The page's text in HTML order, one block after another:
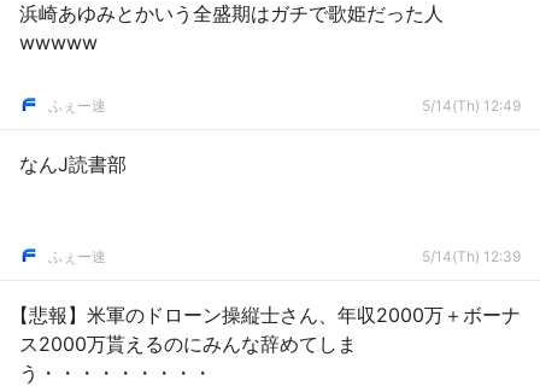
浜崎あゆみとかいう全盛期はガチで歌姫だった人
wwwww
ふぇー速 5/14(Th) 12:49
なんJ読書部
ふぇー速 5/14(Th) 12:39
【悲報】米軍のドローン操縦士さん、年収2000万＋ボーナ
ス2000万貰えるのにみんな辞めてしま
う・・・・・・・・・